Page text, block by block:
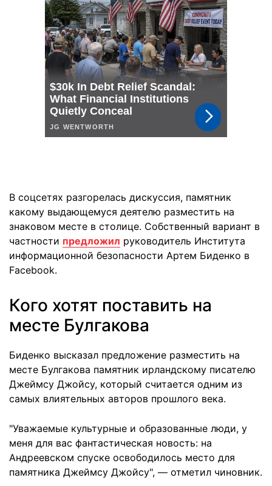
В соцсетях разгорелась дискуссия, памятник
какому выдающемуся деятелю разместить на
знаковом месте в столице. Собственный вариант в
частности предложил руководитель Института
информационной безопасности Артем Биденко в
Facebook.
Кого хотят поставить на
месте Булгакова
Биденко высказал предложение разместить на
месте Булгакова памятник ирландскому писателю
Джеймсу Джойсу, который считается одним из
самых влиятельных авторов прошлого века.
"Уважаемые культурные и образованные люди, у
меня для вас фантастическая новость: на
Андреевском спуске освободилось место для
памятника Джеймсу Джойсу", — отметил чиновник.